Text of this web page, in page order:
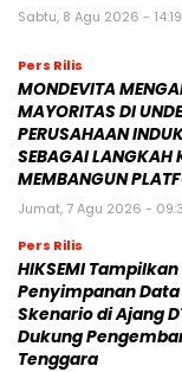
Sabtu, 8 Agu 2026 -
Pers Rilis
MONDEVITA
MAYORITAS DI
PERUSAHAAN
SEBAGAI LANGKAH
MEMBANGUN
Jumat, 7 Agu 2026 -
Pers Rilis
HIKSEMI
Penyimpanan
Skenario di Ajang
Dukung
Tenggara